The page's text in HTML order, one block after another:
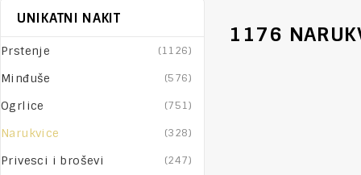
1176
UNIKATNI NAKIT
Prstenje (1126)
Minđuše (576)
Ogrlice (751)
Narukvice (328)
Privesci i broševi (247)